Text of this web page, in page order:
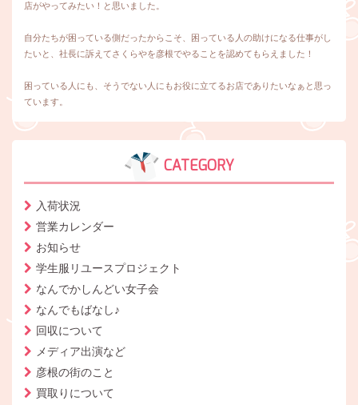
店がやってみたい！と思いました。
自分たちが困っている側だったからこそ、困っている人の助けになる仕事がし
たいと、社長に訴えてさくらやを彦根でやることを認めてもらえました！
困っている人にも、そうでない人にもお役に立てるお店でありたいなぁと思っ
ています。
CATEGORY
入荷状況
営業カレンダー
お知らせ
学生服リユースプロジェクト
なんでかしんどい女子会
なんでもばなし♪
回収について
メディア出演など
彦根の街のこと
買取りについて